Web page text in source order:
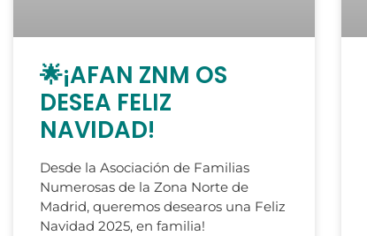
🌟¡AFAN ZNM OS
DESEA FELIZ
NAVIDAD!
Desde la Asociación de Familias
Numerosas de la Zona Norte de
Madrid, queremos desearos una Feliz
Navidad 2025, en familia!